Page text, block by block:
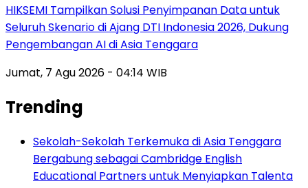
HIKSEMI Tampilkan Solusi Penyimpanan Data untuk
Seluruh Skenario di Ajang DTI Indonesia 2026, Dukung
Pengembangan AI di Asia Tenggara
Jumat, 7 Agu 2026 - 04:14 WIB
Trending
Sekolah-Sekolah Terkemuka di Asia Tenggara
Bergabung sebagai Cambridge English
Educational Partners untuk Menyiapkan Talenta